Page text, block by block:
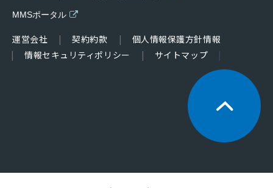
MMSポータル
運営会社 契約約款
個人情報保護方針情報
情報セキュリティポリシー
サイトマップ